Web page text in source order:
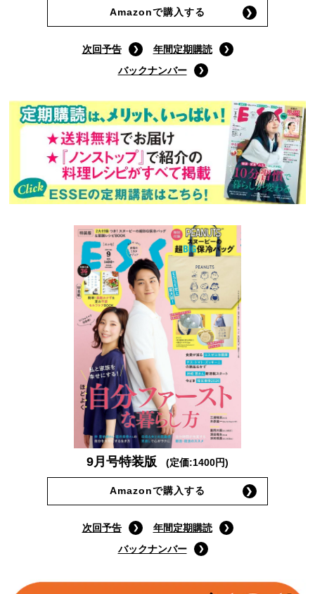
Amazonで購入する
次回予告
年間定期購読
バックナンバー
9月号特装版 (定価:1400円)
Amazonで購入する
次回予告
年間定期購読
バックナンバー